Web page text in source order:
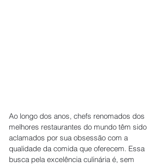
Ao longo dos anos, chefs renomados dos
melhores restaurantes do mundo têm sido
aclamados por sua obsessão com a
qualidade da comida que oferecem. Essa
busca pela excelência culinária é, sem